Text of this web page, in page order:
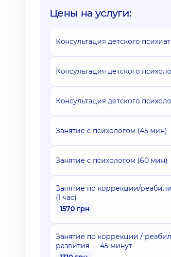
Цены на услуги:
Консультация детского
Консультация детского
Консультация детского
Занятие с психологом (45 мин)
Занятие с психологом (60 мин)
Занятие по коррекции/
(1 час)
1570 грн
Занятие по коррекции /
развития — 45 минут